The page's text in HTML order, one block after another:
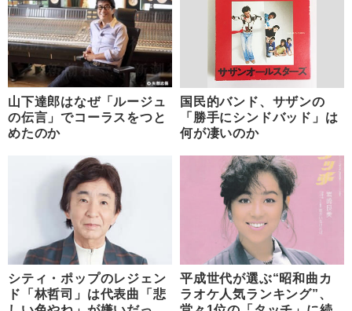
山下達郎はなぜ「ルージュ
の伝言」でコーラスをつと
めたのか
国民的バンド、サザンの
「勝手にシンドバッド」は
何が凄いのか
シティ・ポップのレジェン
ド「林哲司」は代表曲「悲
平成世代が選ぶ“昭和曲カ
ラオケ人気ランキング”、